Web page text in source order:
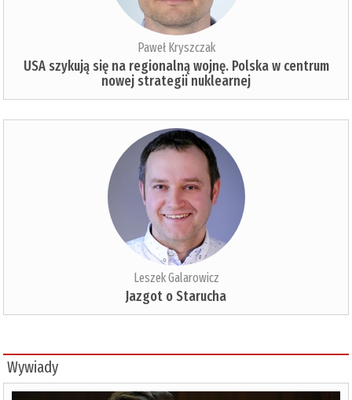
Paweł Kryszczak
USA szykują się na regionalną wojnę. Polska w centrum
nowej strategii nuklearnej
Leszek Galarowicz
Jazgot o Starucha
Wywiady